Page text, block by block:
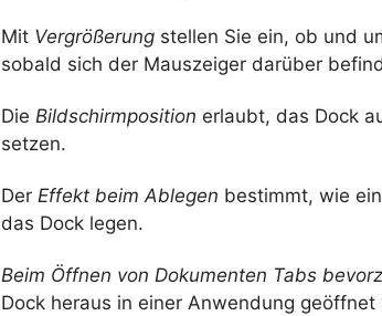
Mit Vergrößerung stellen Sie ein, ob und
sobald sich der Mauszeiger darüber
Die Bildschirmposition erlaubt, das Dock
setzen.
Der Effekt beim Ablegen bestimmt, wie
das Dock legen.
Beim Öffnen von Dokumenten Tabs
Dock heraus in einer Anwendung geöffnet